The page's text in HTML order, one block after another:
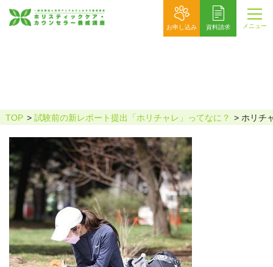
お申し込み 資料請求 メニュー
TOP 試験前の新レポート提出「ホリチャレ」ってなに？ ホリチ